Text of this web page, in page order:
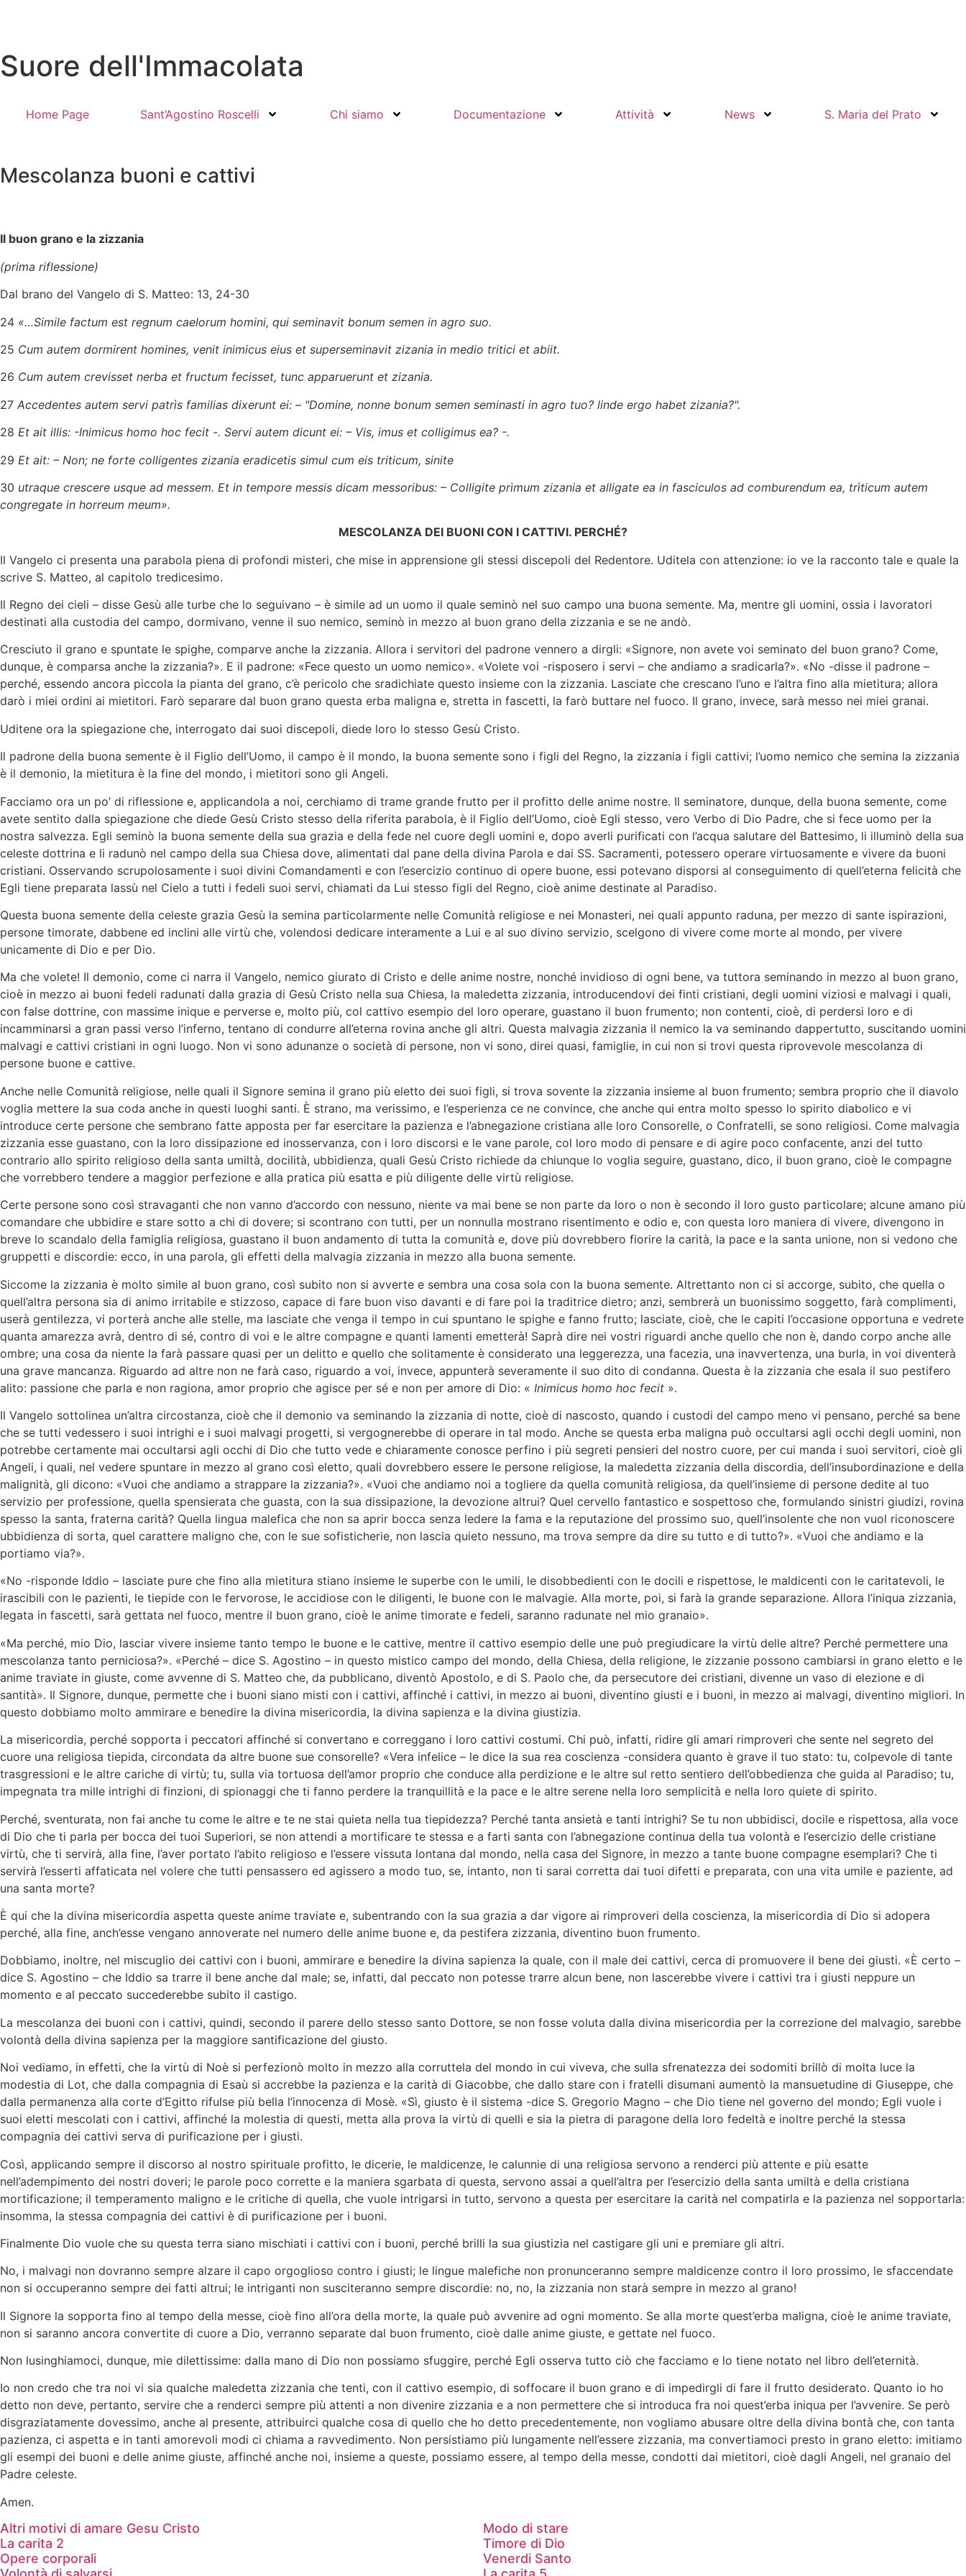
Suore dell'Immacolata
Home Page Sant’Agostino Roscelli Chi siamo Documentazione Attività News S. Maria del Prato
Mescolanza buoni e cattivi
Il buon grano e la zizzania
(prima riflessione)
Dal brano del Vangelo di S. Matteo: 13, 24-30
24 «…Simile factum est regnum caelorum homini, qui seminavit bonum semen in agro suo.
25 Cum autem dormirent homines, venit inimicus eius et superseminavit zizania in medio tritici et abiit.
26 Cum autem crevisset nerba et fructum fecisset, tunc apparuerunt et zizania.
27 Accedentes autem servi patrìs familias dixerunt ei: – "Domine, nonne bonum semen seminasti in agro tuo? linde ergo habet zizania?".
28 Et ait illis: -Inimicus homo hoc fecit -. Servi autem dicunt ei: – Vis, imus et colligimus ea? -.
29 Et ait: – Non; ne forte colligentes zizania eradicetis simul cum eis triticum, sinite
30 utraque crescere usque ad messem. Et in tempore messis dicam messoribus: – Colligite prìmum zizania et alligate ea in fasciculos ad comburendum ea, trìticum autem
congregate in horreum meum».
MESCOLANZA DEI BUONI CON I CATTIVI. PERCHÉ?
Il Vangelo ci presenta una parabola piena di profondi misteri, che mise in apprensione gli stessi discepoli del Redentore. Uditela con attenzione: io ve la racconto tale e quale la
scrive S. Matteo, al capitolo tredicesimo.
Il Regno dei cieli – disse Gesù alle turbe che lo seguivano – è simile ad un uomo il quale seminò nel suo campo una buona semente. Ma, mentre gli uomini, ossia i lavoratori
destinati alla custodia del campo, dormivano, venne il suo nemico, seminò in mezzo al buon grano della zizzania e se ne andò.
Cresciuto il grano e spuntate le spighe, comparve anche la zizzania. Allora i servitori del padrone vennero a dirgli: «Signore, non avete voi seminato del buon grano? Come,
dunque, è comparsa anche la zizzania?». E il padrone: «Fece questo un uomo nemico». «Volete voi -risposero i servi – che andiamo a sradicarla?». «No -disse il padrone –
perché, essendo ancora piccola la pianta del grano, c’è pericolo che sradichiate questo insieme con la zizzania. Lasciate che crescano l’uno e l’altra fino alla mietitura; allora
darò i miei ordini ai mietitori. Farò separare dal buon grano questa erba maligna e, stretta in fascetti, la farò buttare nel fuoco. Il grano, invece, sarà messo nei miei granai.
Uditene ora la spiegazione che, interrogato dai suoi discepoli, diede loro lo stesso Gesù Cristo.
Il padrone della buona semente è il Figlio dell’Uomo, il campo è il mondo, la buona semente sono i figli del Regno, la zizzania i figli cattivi; l’uomo nemico che semina la zizzania
è il demonio, la mietitura è la fine del mondo, i mietitori sono gli Angeli.
Facciamo ora un po’ di riflessione e, applicandola a noi, cerchiamo di trame grande frutto per il profitto delle anime nostre. Il seminatore, dunque, della buona semente, come
avete sentito dalla spiegazione che diede Gesù Cristo stesso della riferita parabola, è il Figlio dell’Uomo, cioè Egli stesso, vero Verbo di Dio Padre, che si fece uomo per la
nostra salvezza. Egli seminò la buona semente della sua grazia e della fede nel cuore degli uomini e, dopo averli purificati con l’acqua salutare del Battesimo, li illuminò della sua
celeste dottrina e li radunò nel campo della sua Chiesa dove, alimentati dal pane della divina Parola e dai SS. Sacramenti, potessero operare virtuosamente e vivere da buoni
cristiani. Osservando scrupolosamente i suoi divini Comandamenti e con l’esercizio continuo di opere buone, essi potevano disporsi al conseguimento di quell’eterna felicità che
Egli tiene preparata lassù nel Cielo a tutti i fedeli suoi servi, chiamati da Lui stesso figli del Regno, cioè anime destinate al Paradiso.
Questa buona semente della celeste grazia Gesù la semina particolarmente nelle Comunità religiose e nei Monasteri, nei quali appunto raduna, per mezzo di sante ispirazioni,
persone timorate, dabbene ed inclini alle virtù che, volendosi dedicare interamente a Lui e al suo divino servizio, scelgono di vivere come morte al mondo, per vivere
unicamente di Dio e per Dio.
Ma che volete! Il demonio, come ci narra il Vangelo, nemico giurato di Cristo e delle anime nostre, nonché invidioso di ogni bene, va tuttora seminando in mezzo al buon grano,
cioè in mezzo ai buoni fedeli radunati dalla grazia di Gesù Cristo nella sua Chiesa, la maledetta zizzania, introducendovi dei finti cristiani, degli uomini viziosi e malvagi i quali,
con false dottrine, con massime inique e perverse e, molto più, col cattivo esempio del loro operare, guastano il buon frumento; non contenti, cioè, di perdersi loro e di
incamminarsi a gran passi verso l’inferno, tentano di condurre all’eterna rovina anche gli altri. Questa malvagia zizzania il nemico la va seminando dappertutto, suscitando uomini
malvagi e cattivi cristiani in ogni luogo. Non vi sono adunanze o società di persone, non vi sono, direi quasi, famiglie, in cui non si trovi questa riprovevole mescolanza di
persone buone e cattive.
Anche nelle Comunità religiose, nelle quali il Signore semina il grano più eletto dei suoi figli, si trova sovente la zizzania insieme al buon frumento; sembra proprio che il diavolo
voglia mettere la sua coda anche in questi luoghi santi. È strano, ma verissimo, e l’esperienza ce ne convince, che anche qui entra molto spesso lo spirito diabolico e vi
introduce certe persone che sembrano fatte apposta per far esercitare la pazienza e l’abnegazione cristiana alle loro Consorelle, o Confratelli, se sono religiosi. Come malvagia
zizzania esse guastano, con la loro dissipazione ed inosservanza, con i loro discorsi e le vane parole, col loro modo di pensare e di agire poco confacente, anzi del tutto
contrario allo spirito religioso della santa umiltà, docilità, ubbidienza, quali Gesù Cristo richiede da chiunque lo voglia seguire, guastano, dico, il buon grano, cioè le compagne
che vorrebbero tendere a maggior perfezione e alla pratica più esatta e più diligente delle virtù religiose.
Certe persone sono così stravaganti che non vanno d’accordo con nessuno, niente va mai bene se non parte da loro o non è secondo il loro gusto particolare; alcune amano più
comandare che ubbidire e stare sotto a chi di dovere; si scontrano con tutti, per un nonnulla mostrano risentimento e odio e, con questa loro maniera di vivere, divengono in
breve lo scandalo della famiglia religiosa, guastano il buon andamento di tutta la comunità e, dove più dovrebbero fiorire la carità, la pace e la santa unione, non si vedono che
gruppetti e discordie: ecco, in una parola, gli effetti della malvagia zizzania in mezzo alla buona semente.
Siccome la zizzania è molto simile al buon grano, così subito non si avverte e sembra una cosa sola con la buona semente. Altrettanto non ci si accorge, subito, che quella o
quell’altra persona sia di animo irritabile e stizzoso, capace di fare buon viso davanti e di fare poi la traditrice dietro; anzi, sembrerà un buonissimo soggetto, farà complimenti,
userà gentilezza, vi porterà anche alle stelle, ma lasciate che venga il tempo in cui spuntano le spighe e fanno frutto; lasciate, cioè, che le capiti l’occasione opportuna e vedrete
quanta amarezza avrà, dentro di sé, contro di voi e le altre compagne e quanti lamenti emetterà! Saprà dire nei vostri riguardi anche quello che non è, dando corpo anche alle
ombre; una cosa da niente la farà passare quasi per un delitto e quello che solitamente è considerato una leggerezza, una facezia, una inavvertenza, una burla, in voi diventerà
una grave mancanza. Riguardo ad altre non ne farà caso, riguardo a voi, invece, appunterà severamente il suo dito di condanna. Questa è la zizzania che esala il suo pestifero
alito: passione che parla e non ragiona, amor proprio che agisce per sé e non per amore di Dio: « Inimicus homo hoc fecit ».
Il Vangelo sottolinea un’altra circostanza, cioè che il demonio va seminando la zizzania di notte, cioè di nascosto, quando i custodi del campo meno vi pensano, perché sa bene
che se tutti vedessero i suoi intrighi e i suoi malvagi progetti, si vergognerebbe di operare in tal modo. Anche se questa erba maligna può occultarsi agli occhi degli uomini, non
potrebbe certamente mai occultarsi agli occhi di Dio che tutto vede e chiaramente conosce perfino i più segreti pensieri del nostro cuore, per cui manda i suoi servitori, cioè gli
Angeli, i quali, nel vedere spuntare in mezzo al grano così eletto, quali dovrebbero essere le persone religiose, la maledetta zizzania della discordia, dell’insubordinazione e della
malignità, gli dicono: «Vuoi che andiamo a strappare la zizzania?». «Vuoi che andiamo noi a togliere da quella comunità religiosa, da quell’insieme di persone dedite al tuo
servizio per professione, quella spensierata che guasta, con la sua dissipazione, la devozione altrui? Quel cervello fantastico e sospettoso che, formulando sinistri giudizi, rovina
spesso la santa, fraterna carità? Quella lingua malefica che non sa aprir bocca senza ledere la fama e la reputazione del prossimo suo, quell’insolente che non vuol riconoscere
ubbidienza di sorta, quel carattere maligno che, con le sue sofisticherie, non lascia quieto nessuno, ma trova sempre da dire su tutto e di tutto?». «Vuoi che andiamo e la
portiamo via?».
«No -risponde Iddio – lasciate pure che fino alla mietitura stiano insieme le superbe con le umili, le disobbedienti con le docili e rispettose, le maldicenti con le caritatevoli, le
irascibili con le pazienti, le tiepide con le fervorose, le accidiose con le diligenti, le buone con le malvagie. Alla morte, poi, si farà la grande separazione. Allora l’iniqua zizzania,
legata in fascetti, sarà gettata nel fuoco, mentre il buon grano, cioè le anime timorate e fedeli, saranno radunate nel mio granaio».
«Ma perché, mio Dio, lasciar vivere insieme tanto tempo le buone e le cattive, mentre il cattivo esempio delle une può pregiudicare la virtù delle altre? Perché permettere una
mescolanza tanto perniciosa?». «Perché – dice S. Agostino – in questo mistico campo del mondo, della Chiesa, della religione, le zizzanie possono cambiarsi in grano eletto e le
anime traviate in giuste, come avvenne di S. Matteo che, da pubblicano, diventò Apostolo, e di S. Paolo che, da persecutore dei cristiani, divenne un vaso di elezione e di
santità». Il Signore, dunque, permette che i buoni siano misti con i cattivi, affinché i cattivi, in mezzo ai buoni, diventino giusti e i buoni, in mezzo ai malvagi, diventino migliori. In
questo dobbiamo molto ammirare e benedire la divina misericordia, la divina sapienza e la divina giustizia.
La misericordia, perché sopporta i peccatori affinché si convertano e correggano i loro cattivi costumi. Chi può, infatti, ridire gli amari rimproveri che sente nel segreto del
cuore una religiosa tiepida, circondata da altre buone sue consorelle? «Vera infelice – le dice la sua rea coscienza -considera quanto è grave il tuo stato: tu, colpevole di tante
trasgressioni e le altre cariche di virtù; tu, sulla via tortuosa dell’amor proprio che conduce alla perdizione e le altre sul retto sentiero dell’obbedienza che guida al Paradiso; tu,
impegnata tra mille intrighi di finzioni, di spionaggi che ti fanno perdere la tranquillità e la pace e le altre serene nella loro semplicità e nella loro quiete di spirito.
Perché, sventurata, non fai anche tu come le altre e te ne stai quieta nella tua tiepidezza? Perché tanta ansietà e tanti intrighi? Se tu non ubbidisci, docile e rispettosa, alla voce
di Dio che ti parla per bocca dei tuoi Superiori, se non attendi a mortificare te stessa e a farti santa con l’abnegazione continua della tua volontà e l’esercizio delle cristiane
virtù, che ti servirà, alla fine, l’aver portato l’abito religioso e l’essere vissuta lontana dal mondo, nella casa del Signore, in mezzo a tante buone compagne esemplari? Che ti
servirà l’esserti affaticata nel volere che tutti pensassero ed agissero a modo tuo, se, intanto, non ti sarai corretta dai tuoi difetti e preparata, con una vita umile e paziente, ad
una santa morte?
È qui che la divina misericordia aspetta queste anime traviate e, subentrando con la sua grazia a dar vigore ai rimproveri della coscienza, la misericordia di Dio si adopera
perché, alla fine, anch’esse vengano annoverate nel numero delle anime buone e, da pestifera zizzania, diventino buon frumento.
Dobbiamo, inoltre, nel miscuglio dei cattivi con i buoni, ammirare e benedire la divina sapienza la quale, con il male dei cattivi, cerca di promuovere il bene dei giusti. «È certo –
dice S. Agostino – che Iddio sa trarre il bene anche dal male; se, infatti, dal peccato non potesse trarre alcun bene, non lascerebbe vivere i cattivi tra i giusti neppure un
momento e al peccato succederebbe subito il castigo.
La mescolanza dei buoni con i cattivi, quindi, secondo il parere dello stesso santo Dottore, se non fosse voluta dalla divina misericordia per la correzione del malvagio, sarebbe
volontà della divina sapienza per la maggiore santificazione del giusto.
Noi vediamo, in effetti, che la virtù di Noè si perfezionò molto in mezzo alla corruttela del mondo in cui viveva, che sulla sfrenatezza dei sodomiti brillò di molta luce la
modestia di Lot, che dalla compagnia di Esaù si accrebbe la pazienza e la carità di Giacobbe, che dallo stare con i fratelli disumani aumentò la mansuetudine di Giuseppe, che
dalla permanenza alla corte d’Egitto rifulse più bella l’innocenza di Mosè. «Sì, giusto è il sistema -dice S. Gregorio Magno – che Dio tiene nel governo del mondo; Egli vuole i
suoi eletti mescolati con i cattivi, affinché la molestia di questi, metta alla prova la virtù di quelli e sia la pietra di paragone della loro fedeltà e inoltre perché la stessa
compagnia dei cattivi serva di purificazione per i giusti.
Così, applicando sempre il discorso al nostro spirituale profitto, le dicerie, le maldicenze, le calunnie di una religiosa servono a renderci più attente e più esatte
nell’adempimento dei nostri doveri; le parole poco corrette e la maniera sgarbata di questa, servono assai a quell’altra per l’esercizio della santa umiltà e della cristiana
mortificazione; il temperamento maligno e le critiche di quella, che vuole intrigarsi in tutto, servono a questa per esercitare la carità nel compatirla e la pazienza nel sopportarla:
insomma, la stessa compagnia dei cattivi è di purificazione per i buoni.
Finalmente Dio vuole che su questa terra siano mischiati i cattivi con i buoni, perché brilli la sua giustizia nel castigare gli uni e premiare gli altri.
No, i malvagi non dovranno sempre alzare il capo orgoglioso contro i giusti; le lingue malefiche non pronunceranno sempre maldicenze contro il loro prossimo, le sfaccendate
non si occuperanno sempre dei fatti altrui; le intriganti non susciteranno sempre discordie: no, no, la zizzania non starà sempre in mezzo al grano!
Il Signore la sopporta fino al tempo della messe, cioè fino all’ora della morte, la quale può avvenire ad ogni momento. Se alla morte quest’erba maligna, cioè le anime traviate,
non si saranno ancora convertite di cuore a Dio, verranno separate dal buon frumento, cioè dalle anime giuste, e gettate nel fuoco.
Non lusinghiamoci, dunque, mie dilettissime: dalla mano di Dio non possiamo sfuggire, perché Egli osserva tutto ciò che facciamo e lo tiene notato nel libro dell’eternità.
Io non credo che tra noi vi sia qualche maledetta zizzania che tenti, con il cattivo esempio, di soffocare il buon grano e di impedirgli di fare il frutto desiderato. Quanto io ho
detto non deve, pertanto, servire che a renderci sempre più attenti a non divenire zizzania e a non permettere che si introduca fra noi quest’erba iniqua per l’avvenire. Se però
disgraziatamente dovessimo, anche al presente, attribuirci qualche cosa di quello che ho detto precedentemente, non vogliamo abusare oltre della divina bontà che, con tanta
pazienza, ci aspetta e in tanti amorevoli modi ci chiama a ravvedimento. Non persistiamo più lungamente nell’essere zizzania, ma convertiamoci presto in grano eletto: imitiamo
gli esempi dei buoni e delle anime giuste, affinché anche noi, insieme a queste, possiamo essere, al tempo della messe, condotti dai mietitori, cioè dagli Angeli, nel granaio del
Padre celeste.
Amen.
Altri motivi di amare Gesu Cristo
Modo di stare
La carita 2
Timore di Dio
Opere corporali
Venerdi Santo